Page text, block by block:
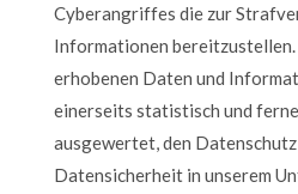
Cyberangriffes die zur
Informationen bereitzustellen.
erhobenen Daten und
einerseits statistisch und
ausgewertet, den
Datensicherheit in unserem